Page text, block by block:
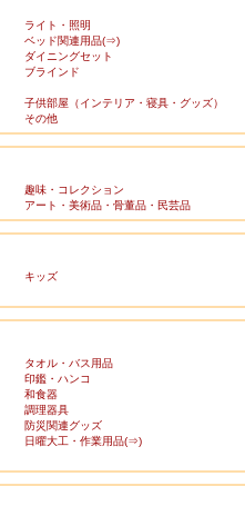
ライト・照明
ベッド関連用品(⇒)
ダイニングセット
ブラインド
子供部屋（インテリア・寝具・グッズ）
その他
趣味・コレクション
アート・美術品・骨董品・民芸品
キッズ
タオル・バス用品
印鑑・ハンコ
和食器
調理器具
防災関連グッズ
日曜大工・作業用品(⇒)